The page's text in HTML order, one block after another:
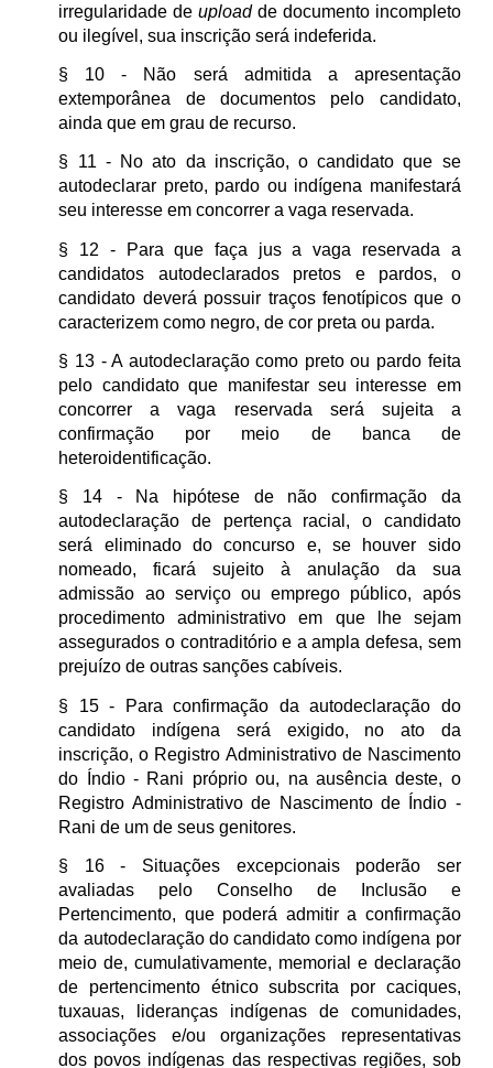
irregularidade deupload de documento incompleto
ou ilegível, sua inscrição será indeferida.
§ 10 - Não será admitida a apresentação
extemporânea de documentos pelo candidato,
ainda que em grau de recurso.
§ 11 - No ato da inscrição, o candidato que se
autodeclarar preto, pardo ou indígena manifestará
seu interesse em concorrer a vaga reservada.
§ 12 - Para que faça jus a vaga reservada a
candidatos autodeclarados pretos e pardos, o
candidato deverá possuir traços fenotípicos que o
caracterizem como negro, de cor preta ou parda.
§ 13 - A autodeclaração como preto ou pardo feita
pelo candidato que manifestar seu interesse em
concorrer a vaga reservada será sujeita a
confirmação por meio de banca de
heteroidentificação.
§ 14 - Na hipótese de não confirmação da
autodeclaração de pertença racial, o candidato
será eliminado do concurso e, se houver sido
nomeado, ficará sujeito à anulação da sua
admissão ao serviço ou emprego público, após
procedimento administrativo em que lhe sejam
assegurados o contraditório e a ampla defesa, sem
prejuízo de outras sanções cabíveis.
§ 15 - Para confirmação da autodeclaração do
candidato indígena será exigido, no ato da
inscrição, o Registro Administrativo de Nascimento
do Índio - Rani próprio ou, na ausência deste, o
Registro Administrativo de Nascimento de Índio -
Rani de um de seus genitores.
§ 16 - Situações excepcionais poderão ser
avaliadas pelo Conselho de Inclusão e
Pertencimento, que poderá admitir a confirmação
da autodeclaração do candidato como indígena por
meio de, cumulativamente, memorial e declaração
de pertencimento étnico subscrita por caciques,
tuxauas, lideranças indígenas de comunidades,
associações e/ou organizações representativas
dos povos indígenas das respectivas regiões, sob